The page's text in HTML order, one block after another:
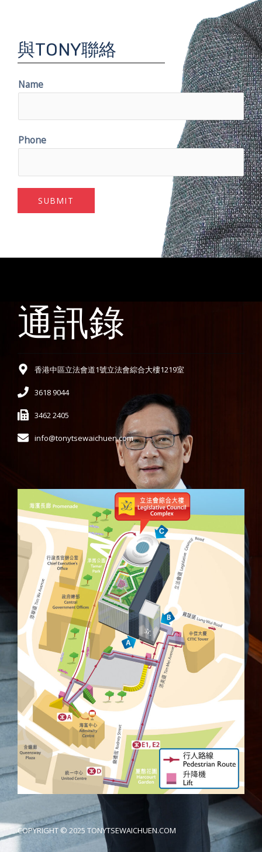
與TONY聯絡
Name
Phone
SUBMIT
COPYRIGHT © 2025 TONYTSEWAICHUEN.COM
通訊錄
香港中區立法會道1號立法會綜合大樓1219室
3618 9044
3462 2405
info@tonytsewaichuen.com